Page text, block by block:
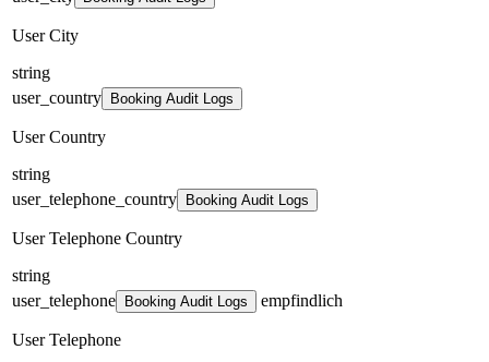
User City
string
user_country
Booking Audit Logs
User Country
string
user_telephone_country
Booking Audit Logs
User Telephone Country
string
user_telephone
Booking Audit Logs empfindlich
User Telephone